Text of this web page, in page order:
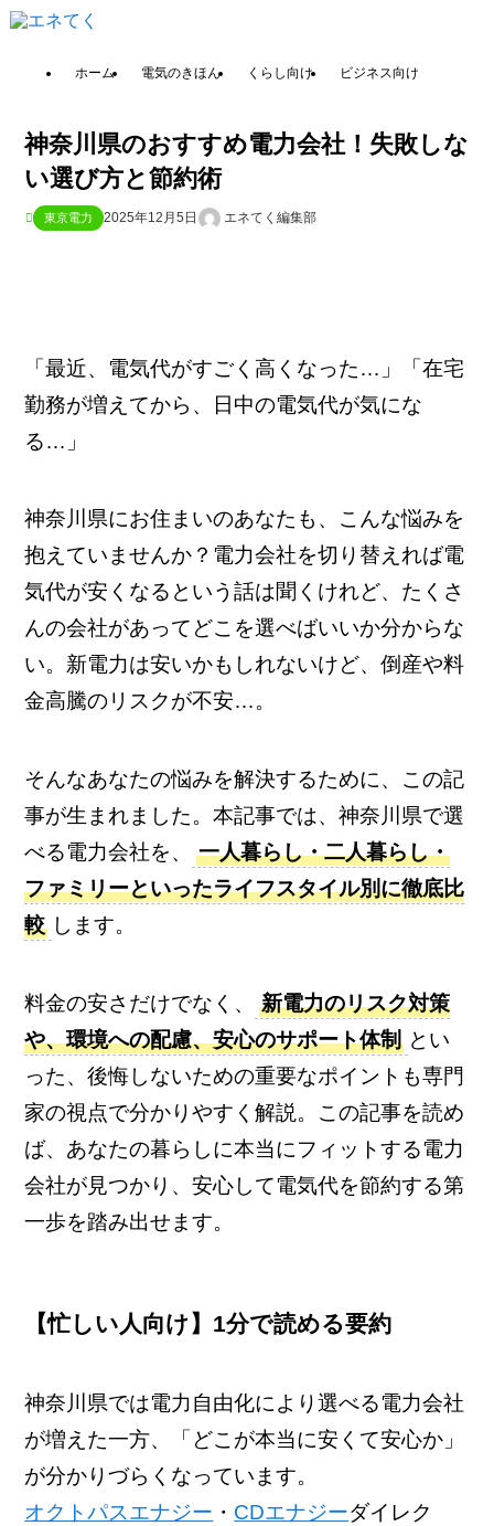
ホーム 電気のきほん くらし向け ビジネス向け
神奈川県のおすすめ電力会社！失敗しな
い選び方と節約術
東京電力 2025年12月5日 エネてく編集部
「最近、電気代がすごく高くなった…」「在宅
勤務が増えてから、日中の電気代が気にな
る…」
神奈川県にお住まいのあなたも、こんな悩みを
抱えていませんか？電力会社を切り替えれば電
気代が安くなるという話は聞くけれど、たくさ
んの会社があってどこを選べばいいか分からな
い。新電力は安いかもしれないけど、倒産や料
金高騰のリスクが不安…。
そんなあなたの悩みを解決するために、この記
事が生まれました。本記事では、神奈川県で選
べる電力会社を、
一人暮らし・二人暮らし・
ファミリーといったライフスタイル別に徹底比
較 します。
料金の安さだけでなく、
新電力のリスク対策
や、環境への配慮、安心のサポート体制 とい
った、後悔しないための重要なポイントも専門
家の視点で分かりやすく解説。この記事を読め
ば、あなたの暮らしに本当にフィットする電力
会社が見つかり、安心して電気代を節約する第
一歩を踏み出せます。
【忙しい人向け】1分で読める要約
神奈川県では電力自由化により選べる電力会社
が増えた一方、「どこが本当に安くて安心か」
が分かりづらくなっています。
オクトパスエナジー ・ CDエナジーダイレク